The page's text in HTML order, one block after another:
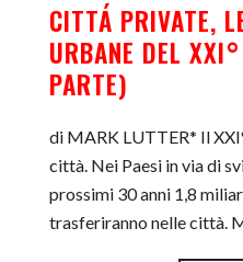
CITTÁ PRIVATE,
URBANE DEL
PARTE)
di MARK LUTTER* Il
città. Nei Paesi in via di
prossimi 30 anni 1,8
trasferiranno nelle città.